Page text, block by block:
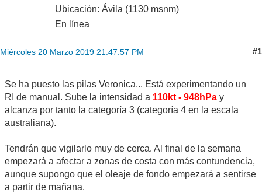
Ubicación: Ávila (1130 msnm)
En línea
Miércoles 20 Marzo 2019 21:47:57 PM #1
Se ha puesto las pilas Veronica... Está experimentando un
RI de manual. Sube la intensidad a 110kt - 948hPa y
alcanza por tanto la categoría 3 (categoría 4 en la escala
australiana).
Tendrán que vigilarlo muy de cerca. Al final de la semana
empezará a afectar a zonas de costa con más contundencia,
aunque supongo que el oleaje de fondo empezará a sentirse
a partir de mañana.